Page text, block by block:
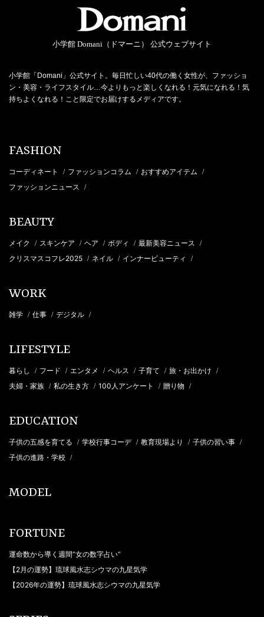
小学館 Domani（ドマーニ） 公式ウェブサイト
小学館「Domani」公式サイト。毎日忙しい40代の働く女性が、ファッショ
ン・美容・ライフスタイル…今よりもっと楽しくなれる！元気になれる！気
持ちよくなれる！こと限定でお届けするメディアです。
FASHION
コーディネート / ファッションコラム / おすすめアイテム /
ファッションニュース /
BEAUTY
メイク / スキンケア / ヘア / ボディ / 最新美容ニュース /
クリスマスコフレ2025 / ネイル / インナービューティ /
WORK
雑学 / 仕事 / デジタル /
LIFESTYLE
暮らし / フード / エンタメ / ヘルス / 子育て / 旅・お出かけ /
夫婦・家族 / 私の生き方 / 100人アンケート / 贈り物 /
EDUCATION
子供の五感を育てる / 学校行事コーデ / 教育現場より / 子供の習い事 /
子供の進路・学校 /
MODEL
FORTUNE
運命数から導く週間“女の数字占い”
【2月の運勢】琉球風水志シウマの九星気学
【2026年の運勢】琉球風水志シウマの九星気学